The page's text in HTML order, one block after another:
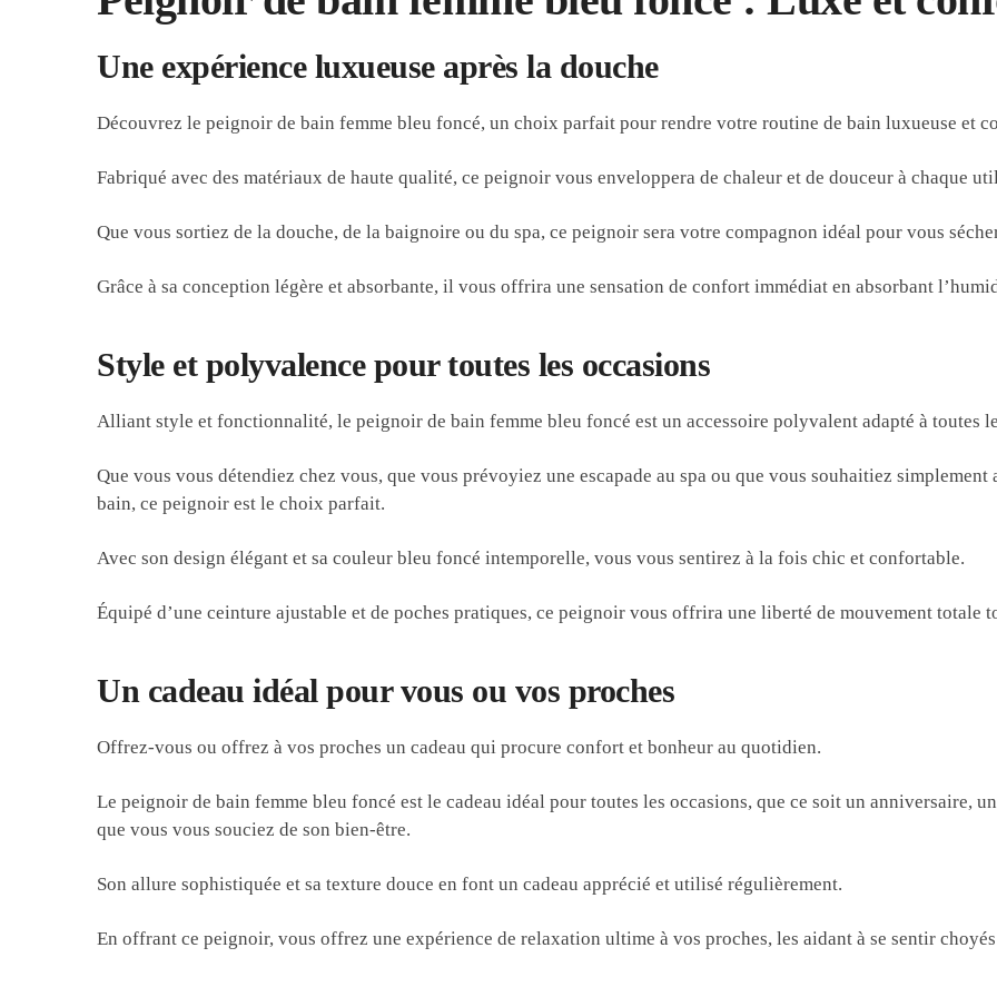
Une expérience luxueuse après la douche
Découvrez le peignoir de bain femme bleu foncé, un choix parfait pour rendre votre routine de bain luxueuse et
Fabriqué avec des matériaux de haute qualité, ce peignoir vous enveloppera de chaleur et de douceur à chaque
Que vous sortiez de la douche, de la baignoire ou du spa, ce peignoir sera votre compagnon idéal pour vous
Grâce à sa conception légère et absorbante, il vous offrira une sensation de confort immédiat en absorbant
Style et polyvalence pour toutes les occasions
Alliant style et fonctionnalité, le peignoir de bain femme bleu foncé est un accessoire polyvalent adapté à toutes
Que vous vous détendiez chez vous, que vous prévoyiez une escapade au spa ou que vous souhaitiez
bain, ce peignoir est le choix parfait.
Avec son design élégant et sa couleur bleu foncé intemporelle, vous vous sentirez à la fois chic et confortable.
Équipé d’une ceinture ajustable et de poches pratiques, ce peignoir vous offrira une liberté de mouvement totale
Un cadeau idéal pour vous ou vos proches
Offrez-vous ou offrez à vos proches un cadeau qui procure confort et bonheur au quotidien.
Le peignoir de bain femme bleu foncé est le cadeau idéal pour toutes les occasions, que ce soit un anniversaire,
que vous vous souciez de son bien-être.
Son allure sophistiquée et sa texture douce en font un cadeau apprécié et utilisé régulièrement.
En offrant ce peignoir, vous offrez une expérience de relaxation ultime à vos proches, les aidant à se sentir